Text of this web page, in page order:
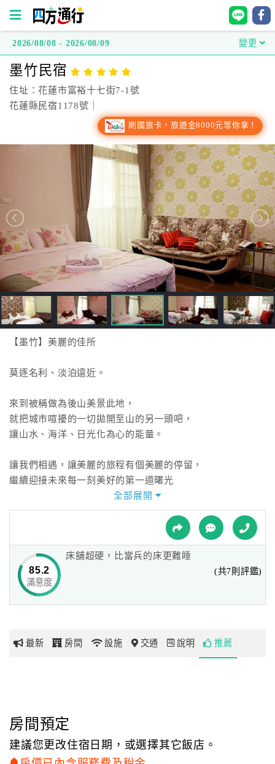
方
通
行
房
直
接
跟
飯
店
訂
HOT
特
色
民
球
網
玩
地
圖
顧
2026/08/08 - 2026/08/09 變更
墨竹民宿
住址：花蓮市富裕十七街7-1號
花蓮縣民宿1178號｜
刷國旅卡，旅遊金8000元等你拿！
【墨竹】美麗的佳所
莫逐名利、淡泊遠近。
來到被稱做為後山美景此地，
就把城市喧擾的一切拋開至山的另一頭吧，
讓山水、海洋、日光化為心的能量。
讓我們相遇，讓美麗的旅程有個美麗的停留，
繼續迎接未來每一刻美好的第一道曙光
距離花蓮後火車站僅需步行10分鐘的距離，
無論往山中、往海邊、往名勝古蹟前進，此處都是最佳的中
近鄰慈濟園區、自強夜市，離市區也僅需約15分鐘左右的車
程。
來到這裡，一切的美好才正要開始。
全部展開
85.2
滿意度
床舖超硬，比當兵的床更難睡
(共7則評鑑)
最新 房間 設施 交通 說明 推薦
房間預定
建議您更改住宿日期，或選擇其它飯店。